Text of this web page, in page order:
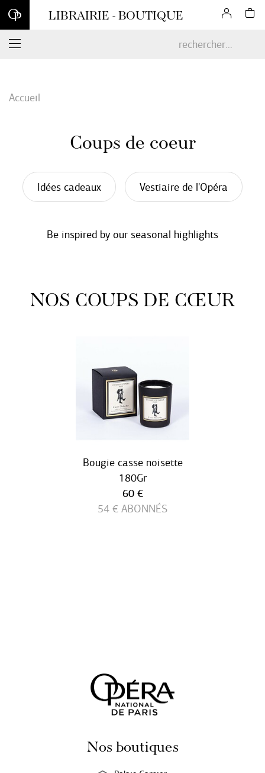
Inscrivez-vous à notre newsletter et profitez d'une remise de 10
% sur votre première commande en ligne*
LIBRAIRIE - BOUTIQUE
Accueil
Coups de coeur
Idées cadeaux Vestiaire de l'Opéra
Be inspired by our seasonal highlights
NOS COUPS DE CŒUR
Bougie casse noisette
180Gr
Prix ​​actuel
60 €
54 € ABONNÉS
Nos boutiques